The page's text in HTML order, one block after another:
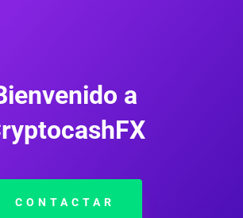
a
CONTACTAR